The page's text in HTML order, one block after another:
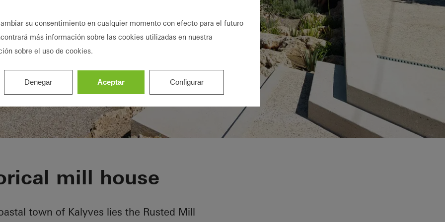
mill house
town of Kalyves lies the Rusted Mill
su consentimiento en cualquier momento con efecto para el futuro
más información sobre las cookies utilizadas en nuestra
sobre el uso de cookies.
Denegar Aceptar Configurar